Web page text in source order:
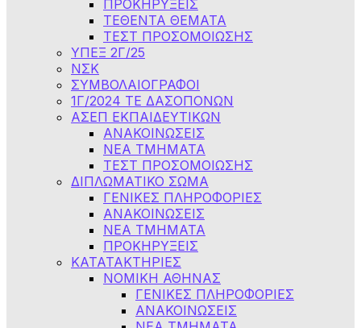
ΠΡΟΚΗΡΥΞΕΙΣ
ΤΕΘΕΝΤΑ ΘΕΜΑΤΑ
ΤΕΣΤ ΠΡΟΣΟΜΟΙΩΣΗΣ
ΥΠΕΞ 2Γ/25
ΝΣΚ
ΣΥΜΒΟΛΑΙΟΓΡΑΦΟΙ
1Γ/2024 ΤΕ ΔΑΣΟΠΟΝΩΝ
ΑΣΕΠ ΕΚΠΑΙΔΕΥΤΙΚΩΝ
ΑΝΑΚΟΙΝΩΣΕΙΣ
ΝΕΑ ΤΜΗΜΑΤΑ
ΤΕΣΤ ΠΡΟΣΟΜΟΙΩΣΗΣ
ΔΙΠΛΩΜΑΤΙΚΟ ΣΩΜΑ
ΓΕΝΙΚΕΣ ΠΛΗΡΟΦΟΡΙΕΣ
ΑΝΑΚΟΙΝΩΣΕΙΣ
ΝΕΑ ΤΜΗΜΑΤΑ
ΠΡΟΚΗΡΥΞΕΙΣ
ΚΑΤΑΤΑΚΤΗΡΙΕΣ
ΝΟΜΙΚΗ ΑΘΗΝΑΣ
ΓΕΝΙΚΕΣ ΠΛΗΡΟΦΟΡΙΕΣ
ΑΝΑΚΟΙΝΩΣΕΙΣ